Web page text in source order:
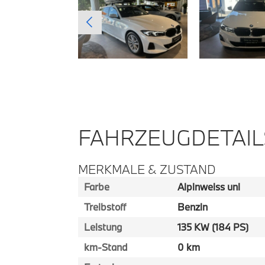
MERKMALE & ZUSTAND
Farbe
Alpinweiss uni
Treibstoff
Benzin
Leistung
135 KW (184 PS)
km-Stand
0 km